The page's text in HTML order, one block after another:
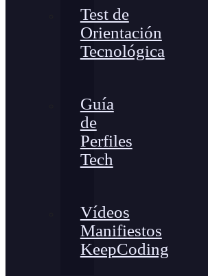
Test de
Orientación
Tecnológica
Guía
de
Perfiles
Tech
Vídeos
Manifiestos
KeepCoding